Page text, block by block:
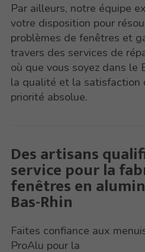
Par ailleurs, notre équipe
votre disposition pour
problèmes de fenêtres et
travers des services de
où que vous soyez dans le
la qualité et la satisfaction
priorité absolue.
Des artisans
service pour la
fenêtres en
Bas-Rhin
Faites confiance aux
ProAlu pour la